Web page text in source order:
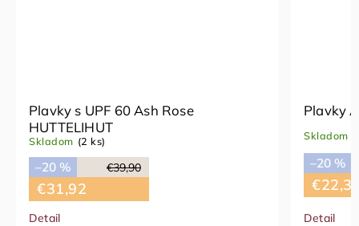
Plavky Ash rose HUTTELIHUT
Skladom (2 ks)
€27,90
–20 %
€22,32
Detail
Plavky
Skladom
–20 %
Detail